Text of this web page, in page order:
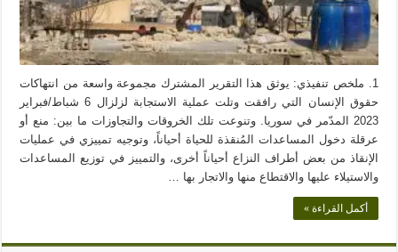
1. ملخص تنفيذي: يوثق هذا التقرير المشترك مجموعة واسعة من انتهاكات
حقوق الإنسان التي رافقت وتلت عملية الاستجابة لزلزال 6 شباط/فبراير
2023 المدّمر في سوريا. وتنوعت تلك الخروقات والتجاوزات ما بين: منع أو
عرقلة دخول المساعدات المُنقذة للحياة أحياناً، وتوجيه تمييزي في عمليات
الإنقاذ من بعض أطراف النزاع أحياناً أخرى، والتمييز في توزيع المساعدات
والاستيلاء عليها والاقتطاع منها والاتجار بها …
أكمل القراءة »